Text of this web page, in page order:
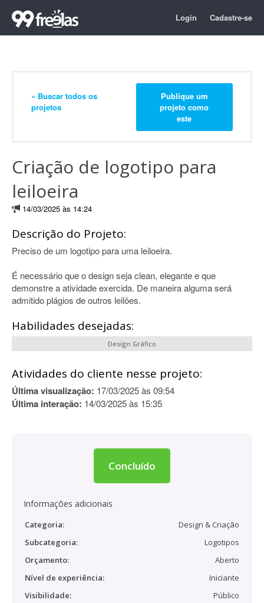
Login Cadastre-se
« Buscar todos os
projetos
Publique um
projeto como
este
Criação de logotipo para
leiloeira
14/03/2025 às 14:24
Descrição do Projeto:
Preciso de um logotipo para uma leiloeira.
É necessário que o design seja clean, elegante e que
demonstre a atividade exercida. De maneira alguma será
admitido plágios de outros leilões.
Habilidades desejadas:
Design Gráfico
Atividades do cliente nesse projeto:
Última visualização: 17/03/2025 às 09:54
Última interação: 14/03/2025 às 15:35
Concluído
Informações adicionais
Categoria:
Design & Criação
Subcategoria:
Logotipos
Orçamento:
Aberto
Nível de experiência:
Iniciante
Visibilidade:
Público